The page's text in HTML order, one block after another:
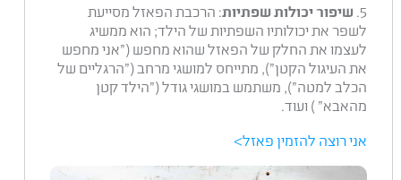
5. שיפור יכולות שפתיות: הרכבת הפאזל מסייעת
לשפר את יכולותיו השפתיות של הילד; הוא ממשיג
לעצמו את החלק של הפאזל שהוא מחפש ("אני מחפש
את העיגול הקטן"), מתייחס למושגי מרחב ("הרגליים של
הכלב למטה"), משתמש במושגי גודל ("הילד קטן
מהאבא" ) ועוד.
אני רוצה להזמין פאזל>